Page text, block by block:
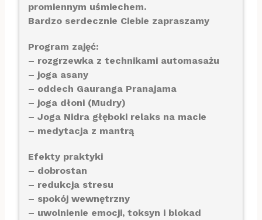
promiennym uśmiechem.
Bardzo serdecznie Ciebie zapraszamy
Program zajęć:
– rozgrzewka z technikami automasażu
– joga asany
– oddech Gauranga Pranajama
– joga dłoni (Mudry)
– Joga Nidra głęboki relaks na macie
– medytacja z mantrą
Efekty praktyki
– dobrostan
– redukcja stresu
– spokój wewnętrzny
– uwolnienie emocji, toksyn i blokad